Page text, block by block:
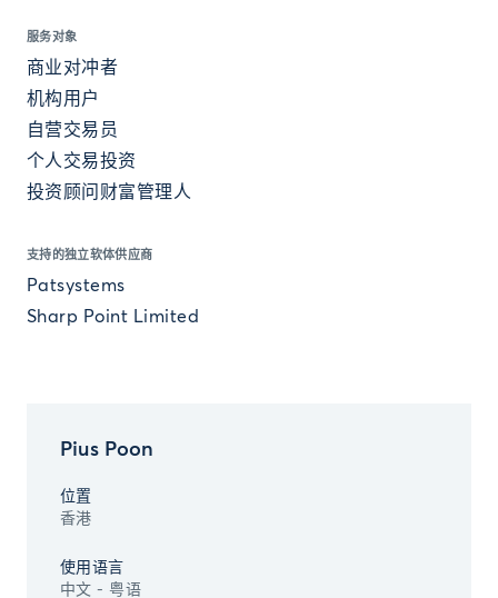
服务对象
商业对冲者
机构用户
自营交易员
个人交易投资
投资顾问财富管理人
支持的独立软体供应商
Patsystems
Sharp Point Limited
Pius Poon
位置
香港
使用语言
中文 - 粤语